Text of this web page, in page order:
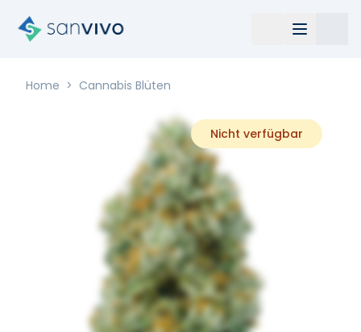
Home > Cannabis Blüten
Nicht verfügbar